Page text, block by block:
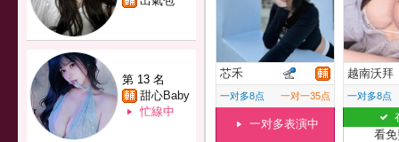
第 13 名
甜心Baby
忙線中
芯禾
一对多8点 一对一35点
一对多表演中
越南沃拜
一对多8点
看